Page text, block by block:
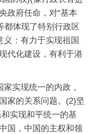
政府任命，对“基本
都体现了特别行政区
：有力于实现祖国
代化建设，有利于港
现统一的内政，
家的关系问题。(2)坚
实现和平统一的基
国，中国的主权和领